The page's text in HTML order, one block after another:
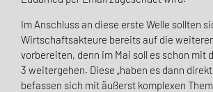
Im Anschluss an diese erste Welle sollten
Wirtschaftsakteure bereits auf die
vorbereiten, denn im Mai soll es schon mit
3 weitergehen. Diese „haben es dann
befassen sich mit äußerst komplexen